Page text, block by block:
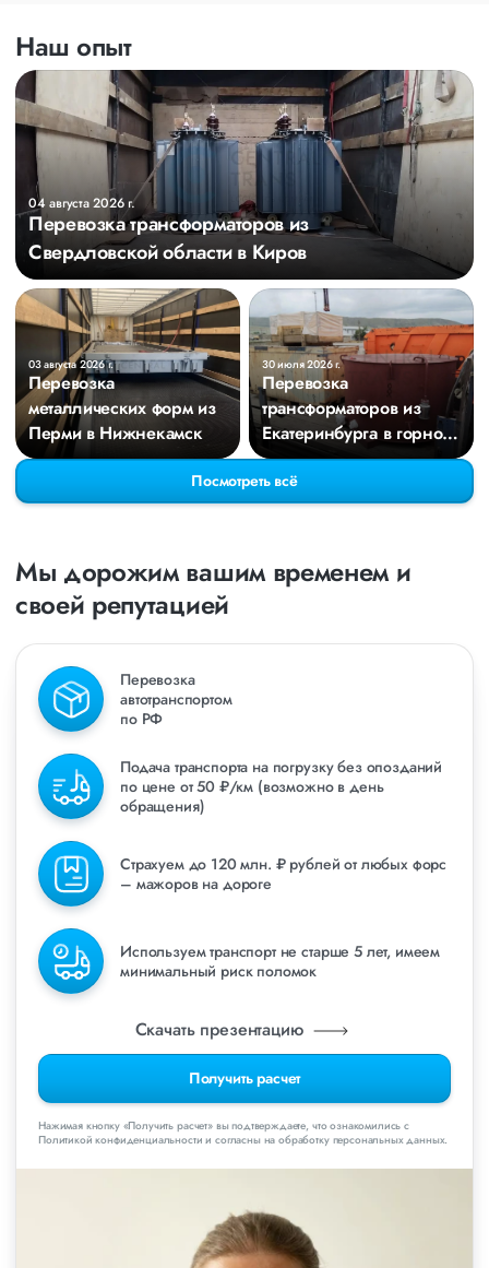
Наш опыт
04 августа 2026 г.
Перевозка трансформаторов из
Свердловской области в Киров
03 августа 2026 г.
Перевозка
металлических форм из
Перми в Нижнекамск
30 июля 2026 г.
Перевозка
трансформаторов из
Екатеринбурга в горное
село Республики
Дагестан
Посмотреть всё
Мы дорожим вашим временем и
своей репутацией
Перевозка
автотранспортом
по РФ
Подача транспорта на погрузку без опозданий
по цене от 50 ₽/км (возможно в день
обращения)
Страхуем до 120 млн. ₽ рублей от любых форс
– мажоров на дороге
Используем транспорт не старше 5 лет, имеем
минимальный риск поломок
Получить расчет
Скачать презентацию
Нажимая кнопку «Получить расчет» вы подтверждаете, что ознакомились с
Политикой конфиденциальности и согласны на обработку персональных данных.